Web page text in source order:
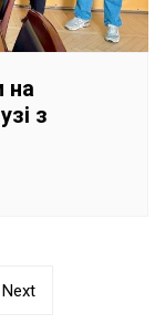
на
з
Next